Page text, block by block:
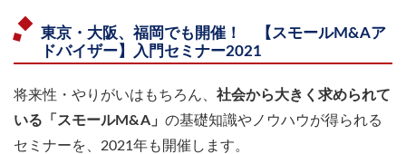
東京・大阪、福岡でも開催！ 【スモールM&Aア
ドバイザー】入門セミナー2021
将来性・やりがいはもちろん、 社会から大きく求められて
いる「スモールM&A」 の基礎知識やノウハウが得られる
セミナーを、2021年も開催します。